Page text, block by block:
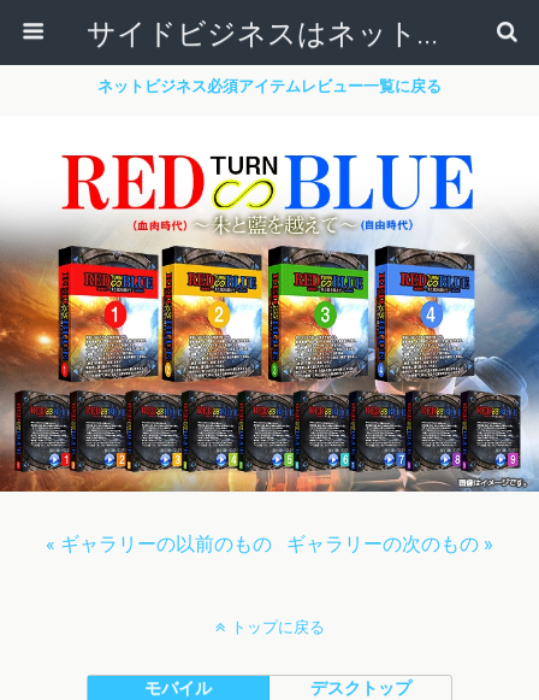
サイドビジネスはネットで稼ぐ～サラリーマンが副業から独立起業する方法～
ネットビジネス必須アイテムレビュー一覧に戻る
« ギャラリーの以前のもの ギャラリーの次のもの »
トップに戻る
モバイル デスクトップ